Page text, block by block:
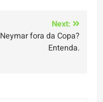
Next:
Neymar fora da Copa?
Entenda.